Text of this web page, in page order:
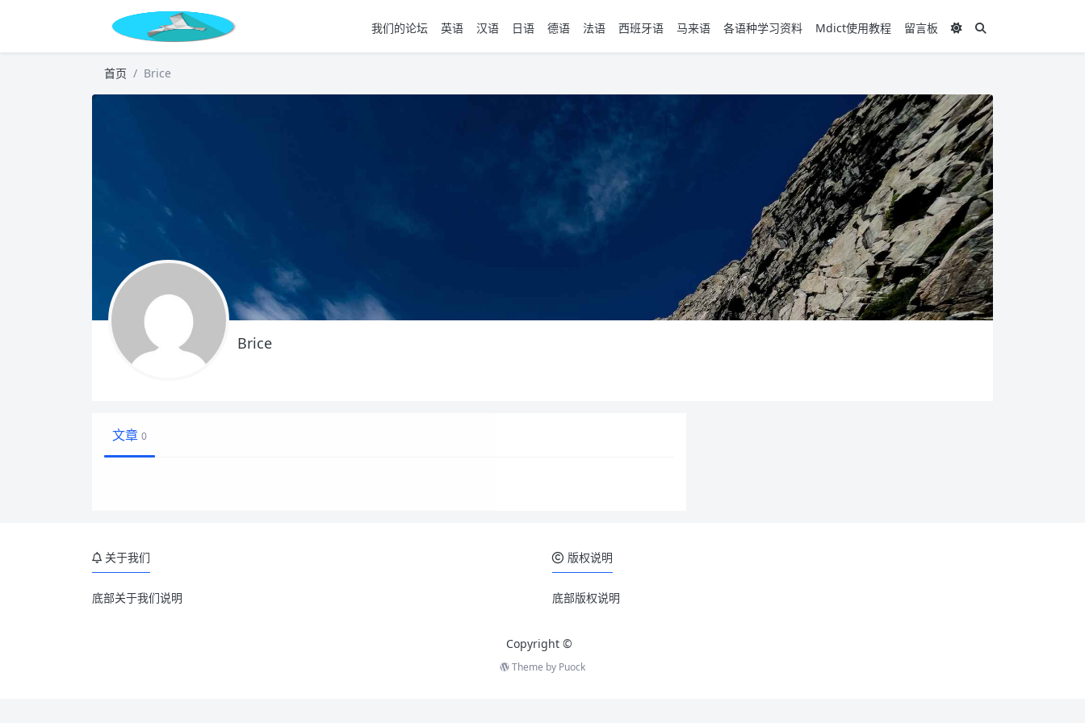
我们的论坛 英语 汉语 日语 德语 法语 西班牙语 马来语 各语种学习资料 Mdict使用教程 留言板
首页 Brice
Brice
文章 0
关于我们
底部关于我们说明
版权说明
底部版权说明
Copyright ©
Theme by Puock